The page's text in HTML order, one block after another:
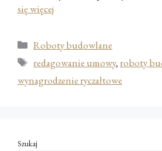
się więcej
Kategorie
Roboty budowlane
Tagi
redagowanie umowy, roboty
wynagrodzenie ryczałtowe
Szukaj